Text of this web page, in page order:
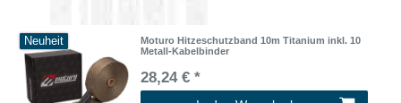
Neuheit
Moturo Hitzeschutzband 10m Titanium inkl. 10
Metall-Kabelbinder
28,24 € *